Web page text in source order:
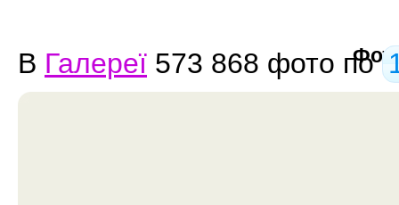
В Галереї 573 868 фото по